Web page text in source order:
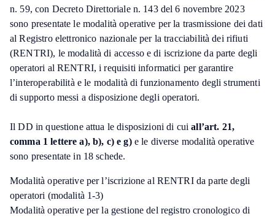
n. 59, con Decreto Direttoriale n. 143 del 6 novembre 2023
sono presentate le modalità operative per la trasmissione dei dati
al Registro elettronico nazionale per la tracciabilità dei rifiuti
(RENTRI), le modalità di accesso e di iscrizione da parte degli
operatori al RENTRI, i requisiti informatici per garantire
l’interoperabilità e le modalità di funzionamento degli strumenti
di supporto messi a disposizione degli operatori.
Il DD in questione attua le disposizioni di cuiall’art. 21,
comma 1 lettere a), b), c) e g)e le diverse modalità operative
sono presentate in 18 schede.
Modalità operative per l’iscrizione al RENTRI da parte degli
operatori (modalità 1-3)
Modalità operative per la gestione del registro cronologico di